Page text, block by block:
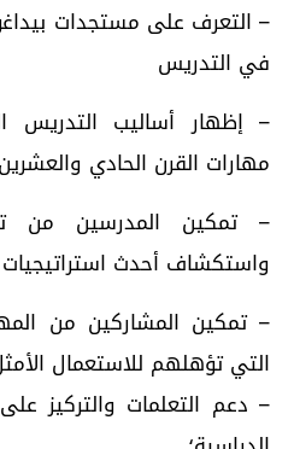
– التعرف على مستجدات
في التدريس
– إظهار أساليب التدريس
مهارات القرن الحادي
– تمكين المدرسين من
واستكشاف أحدث
– تمكين المشاركين من
التي تؤهلهم للاستعمال
– دعم التعلمات والتركيز